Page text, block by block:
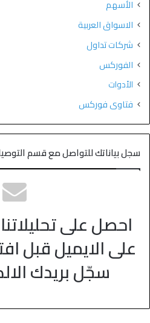
الأسهم
الاسواق العربية
شركات تداول
الفوركس
الأدوات
فتاوى فوركس
سجل بياناتك للتواصل مع قسم
احصل على
على الايميل قبل
سجّل بريدك